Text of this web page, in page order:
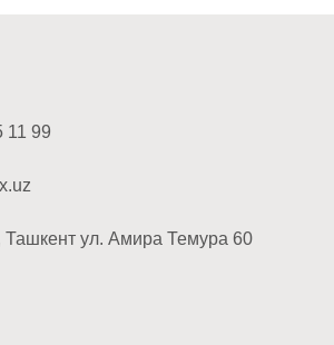
11 99
Ташкент ул. Амира Темура 60